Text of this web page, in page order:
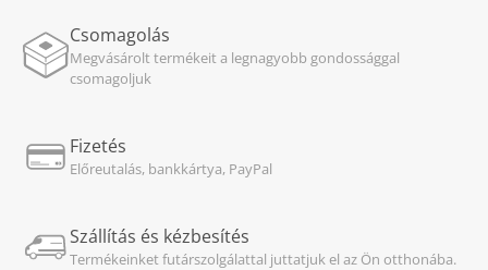
Csomagolás
Megvásárolt termékeit a legnagyobb gondossággal
csomagoljuk
Fizetés
Előreutalás, bankkártya, PayPal
Szállítás és kézbesítés
Termékeinket futárszolgálattal juttatjuk el az Ön otthonába.